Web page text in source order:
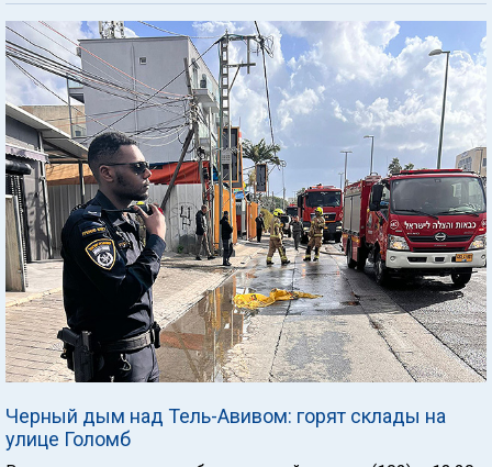
Черный дым над Тель-Авивом: горят склады на
улице Голомб